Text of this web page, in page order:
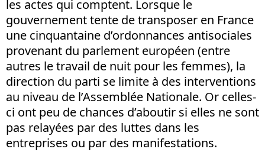
les actes qui comptent. Lorsque le
gouvernement tente de transposer en France
une cinquantaine d’ordonnances antisociales
provenant du parlement européen (entre
autres le travail de nuit pour les femmes), la
direction du parti se limite à des interventions
au niveau de l’Assemblée Nationale. Or celles-
ci ont peu de chances d’aboutir si elles ne sont
pas relayées par des luttes dans les
entreprises ou par des manifestations.